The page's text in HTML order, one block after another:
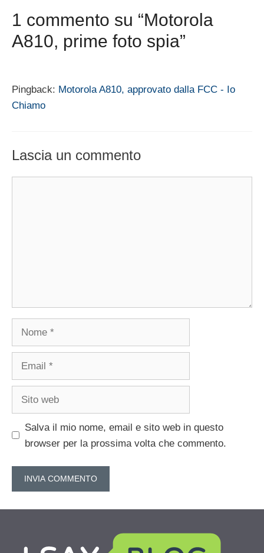
1 commento su “Motorola
A810, prime foto spia”
Pingback: Motorola A810, approvato dalla FCC - Io
Chiamo
Lascia un commento
Nome
Email
Sito
Salva il mio nome, email e sito web in questo
browser per la prossima volta che commento.